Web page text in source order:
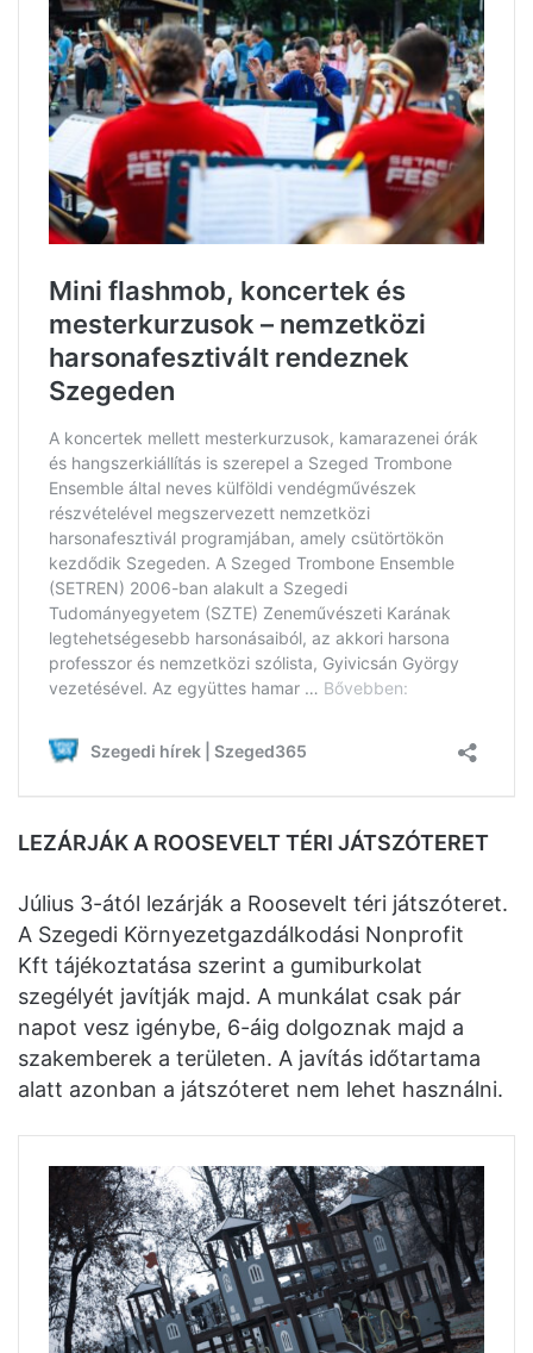
LEZÁRJÁK A ROOSEVELT TÉRI JÁTSZÓTERET
Július 3-ától lezárják a Roosevelt téri játszóteret.
A Szegedi Környezetgazdálkodási Nonprofit
Kft tájékoztatása szerint a gumiburkolat
szegélyét javítják majd. A munkálat csak pár
napot vesz igénybe, 6-áig dolgoznak majd a
szakemberek a területen. A javítás időtartama
alatt azonban a játszóteret nem lehet használni.